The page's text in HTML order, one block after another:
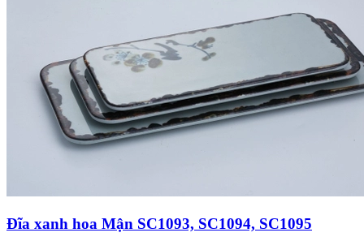
Đĩa xanh hoa Mận SC1093, SC1094, SC1095